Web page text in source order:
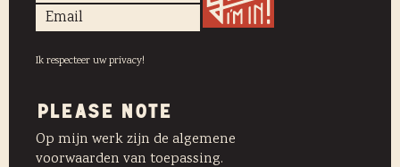
Ik respecteer uw privacy!
PLEASE NOTE
Op mijn werk zijn de algemene
voorwaarden van toepassing.